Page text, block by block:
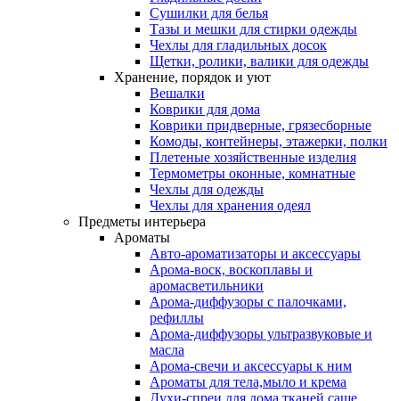
Сушилки для белья
Тазы и мешки для стирки одежды
Чехлы для гладильных досок
Щетки, ролики, валики для одежды
Хранение, порядок и уют
Вешалки
Коврики для дома
Коврики придверные, грязесборные
Комоды, контейнеры, этажерки, полки
Плетеные хозяйственные изделия
Термометры оконные, комнатные
Чехлы для одежды
Чехлы для хранения одеял
Предметы интерьера
Ароматы
Авто-ароматизаторы и аксессуары
Арома-воск, воскоплавы и
аромасветильники
Арома-диффузоры с палочками,
рефиллы
Арома-диффузоры ультразвуковые и
масла
Арома-свечи и аксессуары к ним
Ароматы для тела,мыло и крема
Духи-спреи для дома,тканей,саше